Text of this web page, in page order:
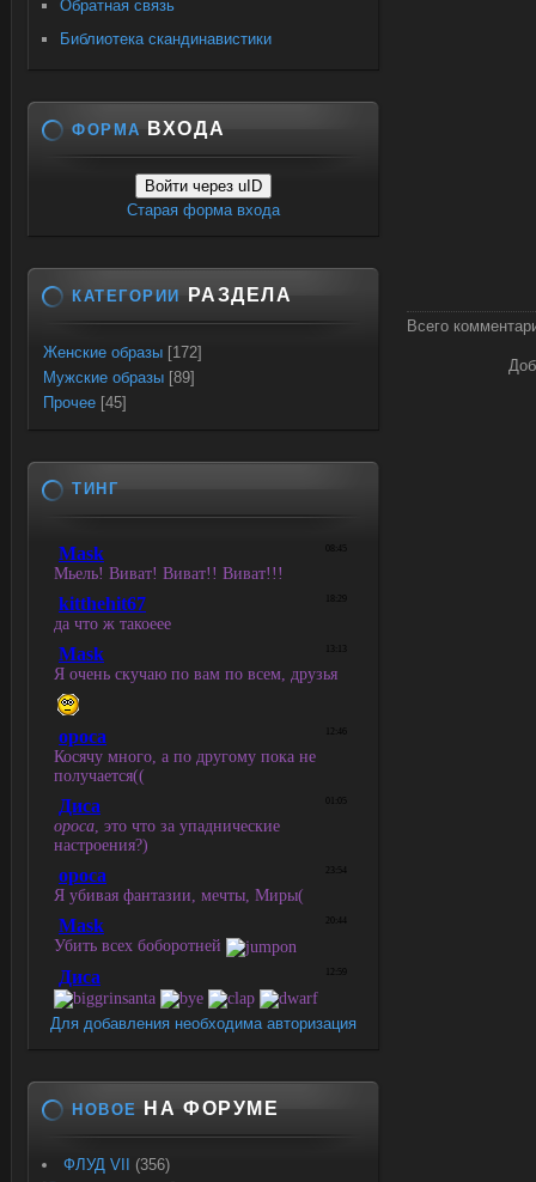
Всего
Обратная связь
Библиотека скандинавистики
ФОРМА ВХОДА
Войти через uID
Старая форма входа
КАТЕГОРИИ РАЗДЕЛА
Женские образы [172]
Мужские образы [89]
Прочее [45]
ТИНГ
Для добавления необходима авторизация
НОВОЕ НА ФОРУМЕ
ФЛУД VII
(356)